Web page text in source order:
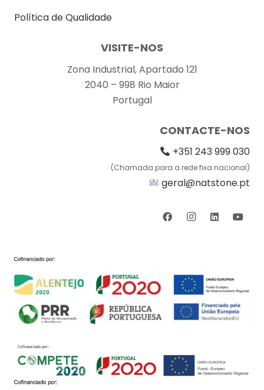
Política de Qualidade
VISITE-NOS
Zona Industrial, Apartado 121
2040 – 998 Rio Maior
Portugal
CONTACTE-NOS
+351 243 999 030
(Chamada para a rede fixa nacional)
geral@natstone.pt